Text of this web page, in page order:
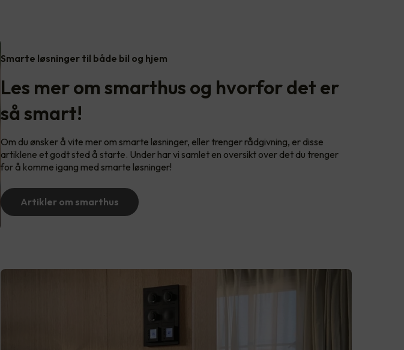
Smarte løsninger til både bil og hjem
Les mer om smarthus og hvorfor det er
så smart!
Om du ønsker å vite mer om smarte løsninger, eller trenger rådgivning, er disse
artiklene et godt sted å starte. Under har vi samlet en oversikt over det du trenger
for å komme igang med smarte løsninger!
Artikler om smarthus